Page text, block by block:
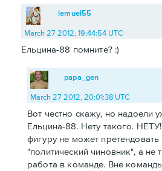
lemuel55
March 27 2012, 19:44:54 UTC
Ельцина-88 помните? :)
papa_gen
March 27 2012, 20:01:38 UTC
Вот честно скажу, но надоели
Ельцина-88. Нету такого.
фигуру не может
"политический чиновник", а не
работа в команде. Вне